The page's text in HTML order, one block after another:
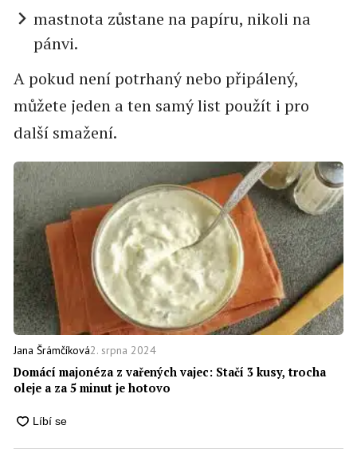
mastnota zůstane na papíru, nikoli na
pánvi.
A pokud není potrhaný nebo připálený,
můžete jeden a ten samý list použít i pro
další smažení.
Jana Šrámčíková2. srpna 2024
Domácí majonéza z vařených vajec: Stačí 3 kusy, trocha
oleje a za 5 minut je hotovo